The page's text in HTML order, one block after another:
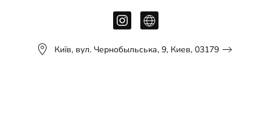
Київ, вул. Чернобыльська, 9, Киев, 03179